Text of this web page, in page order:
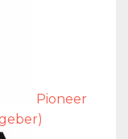
Pioneer